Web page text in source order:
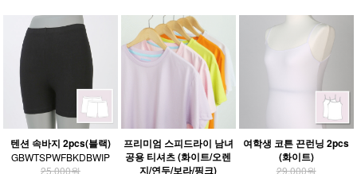
텐션 속바지 2pcs(블랙)
GBWTSPWFBKDBWIP
25,000원
프리미엄 스피드라이 남녀
공용 티셔츠 (화이트/오렌
지/연두/보라/핑크)
여학생 코튼 끈런닝 2pcs
(화이트)
29,000원